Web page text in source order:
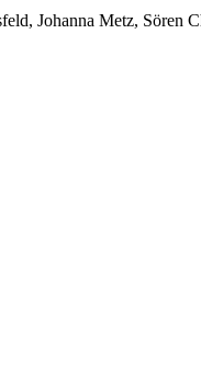
Johanna Metz, Sören